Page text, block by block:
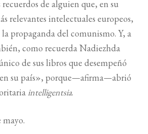
de alguien que, en su
relevantes intelectuales europeos,
propaganda del comunismo. Y, a
como recuerda Nadiezhda
de sus libros que desempeñó
su país», porque—afirma—abrió
intelligentsia.